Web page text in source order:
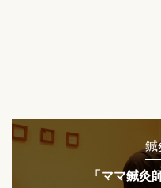
鍼
「ママ鍼灸